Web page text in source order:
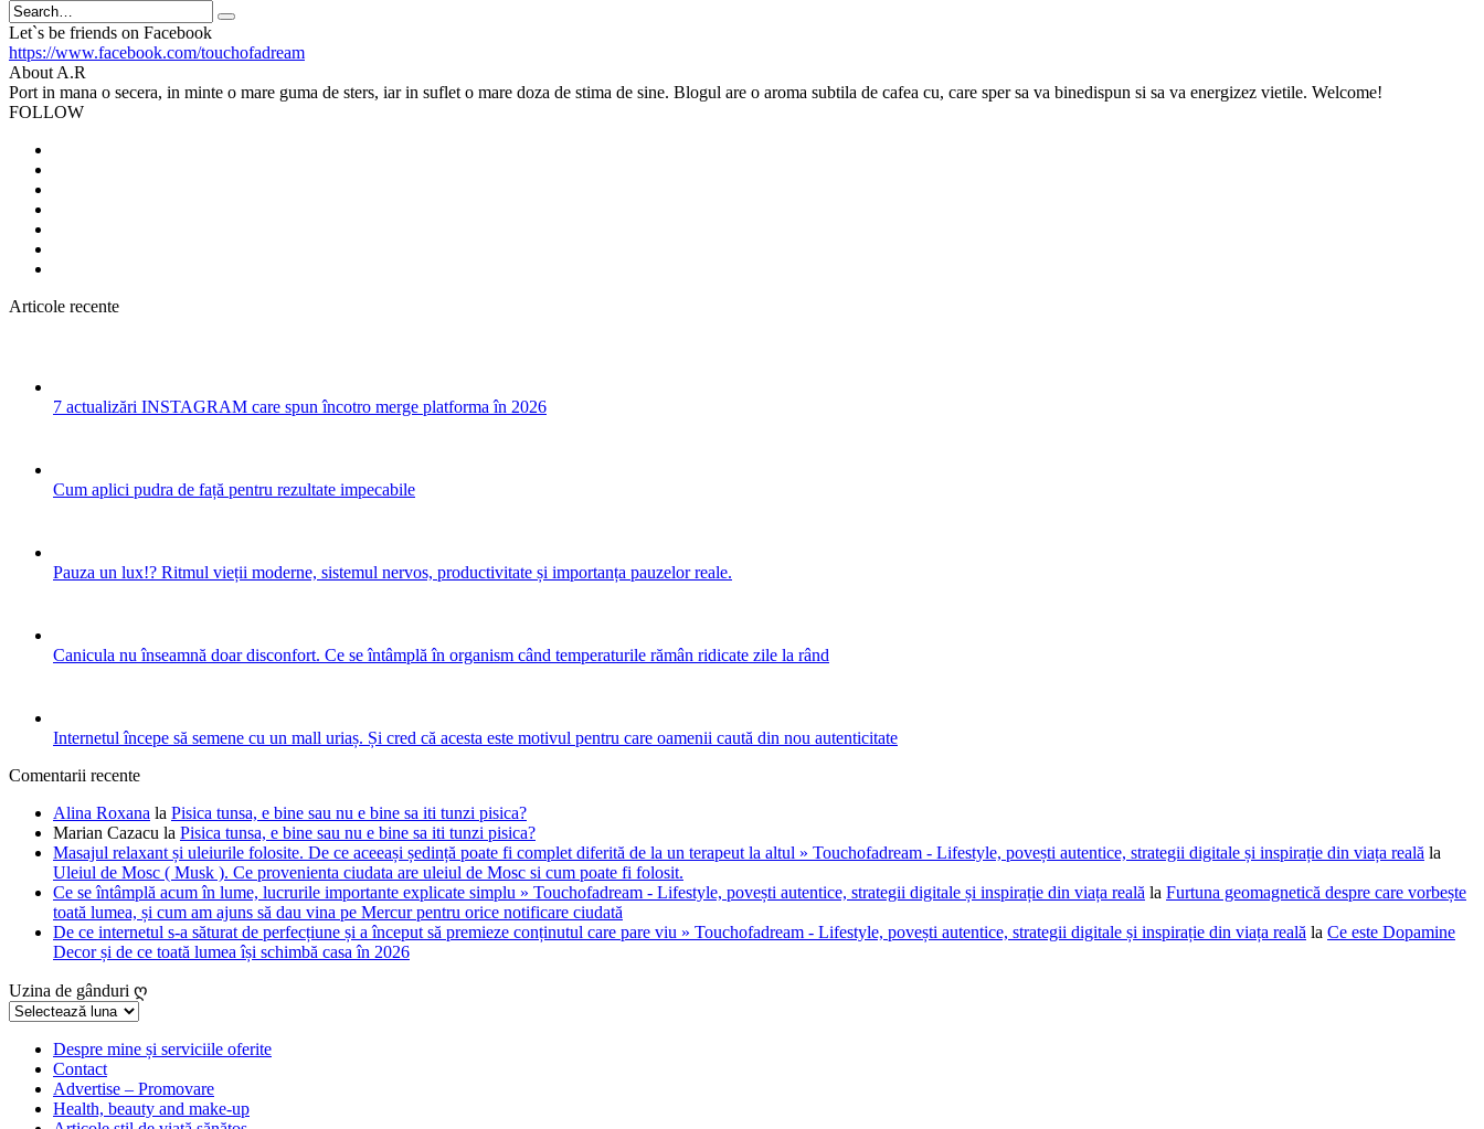
Search
Let`s be friends on Facebook
https://www.facebook.com/touchofadream
About A.R
Port in mana o secera, in minte o mare guma de sters, iar in suflet o mare doza de stima de sine. Blogul are o aroma subtila de cafea cu, care sper sa va binedispun si sa va energizez vietile. Welcome!
FOLLOW
Articole recente
7 actualizări INSTAGRAM care spun încotro merge platforma în 2026
Cum aplici pudra de față pentru rezultate impecabile
Pauza un lux!? Ritmul vieții moderne, sistemul nervos, productivitate și importanța pauzelor reale.
Canicula nu înseamnă doar disconfort. Ce se întâmplă în organism când temperaturile rămân ridicate zile la rând
Internetul începe să semene cu un mall uriaș. Și cred că acesta este motivul pentru care oamenii caută din nou autenticitate
Comentarii recente
Alina Roxana la Pisica tunsa, e bine sau nu e bine sa iti tunzi pisica?
Marian Cazacu la Pisica tunsa, e bine sau nu e bine sa iti tunzi pisica?
Masajul relaxant și uleiurile folosite. De ce aceeași ședință poate fi complet diferită de la un terapeut la altul » Touchofadream - Lifestyle, povești autentice, strategii digitale și inspirație din viața reală la
Uleiul de Mosc ( Musk ). Ce provenienta ciudata are uleiul de Mosc si cum poate fi folosit.
Ce se întâmplă acum în lume, lucrurile importante explicate simplu » Touchofadream - Lifestyle, povești autentice, strategii digitale și inspirație din viața reală la Furtuna geomagnetică despre care vorbește
toată lumea, și cum am ajuns să dau vina pe Mercur pentru orice notificare ciudată
De ce internetul s-a săturat de perfecțiune și a început să premieze conținutul care pare viu » Touchofadream - Lifestyle, povești autentice, strategii digitale și inspirație din viața reală la Ce este Dopamine
Decor și de ce toată lumea își schimbă casa în 2026
Uzina de gânduri ღ
Uzina
gânduriDespre mine și serviciile oferite
Contact
Advertise – Promovare
Health, beauty and make-up